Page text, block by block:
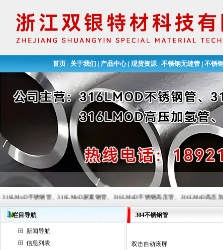
首页 | 关于我们 | 产品中心| 现货资源| 不锈钢无缝管 | 不锈
不锈钢管、316LMoD尿素钢管、316LMoD不锈钢高压管、316LMoD高压
栏目导航
新闻导航
信息列表
304不锈钢管
双击自动滚屏